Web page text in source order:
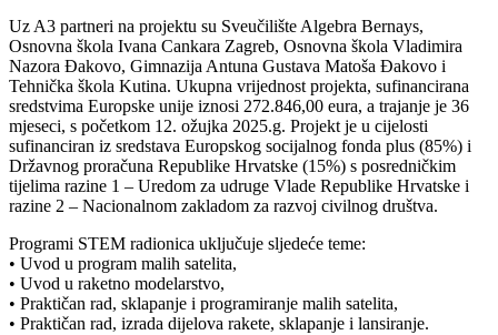
Uz A3 partneri na projektu su Sveučilište Algebra Bernays,
Osnovna škola Ivana Cankara Zagreb, Osnovna škola Vladimira
Nazora Đakovo, Gimnazija Antuna Gustava Matoša Đakovo i
Tehnička škola Kutina. Ukupna vrijednost projekta, sufinancirana
sredstvima Europske unije iznosi 272.846,00 eura, a trajanje je 36
mjeseci, s početkom 12. ožujka 2025.g. Projekt je u cijelosti
sufinanciran iz sredstava Europskog socijalnog fonda plus (85%) i
Državnog proračuna Republike Hrvatske (15%) s posredničkim
tijelima razine 1 – Uredom za udruge Vlade Republike Hrvatske i
razine 2 – Nacionalnom zakladom za razvoj civilnog društva.
Programi STEM radionica uključuje sljedeće teme:
• Uvod u program malih satelita,
• Uvod u raketno modelarstvo,
• Praktičan rad, sklapanje i programiranje malih satelita,
• Praktičan rad, izrada dijelova rakete, sklapanje i lansiranje.